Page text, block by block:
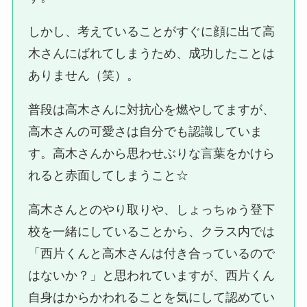
しかし、考えていることがすぐに顔に出て高
木さんにばれてしまうため、成功したことは
ありません（笑）。
普段は高木さんに対抗心を燃やしてますが、
高木さんの可愛さは自分でも認識していま
す。高木さんから思わせぶりな言葉をかけら
れると赤面してしまうこと☆
高木さんとのやり取りや、しょっちゅう登下
校を一緒にしていることから、クラス内では
「西片くんと高木さんは付き合っているので
はないか？」と思われていますが、西片くん
自身はからかわれることを気にして認めてい